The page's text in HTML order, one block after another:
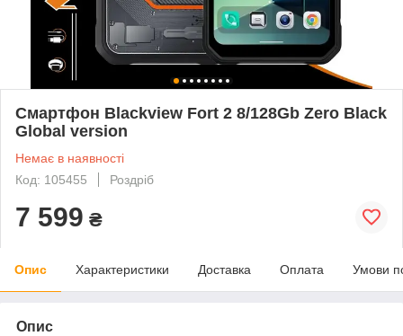
Смартфон Blackview Fort 2 8/128Gb Zero Black
Global version
Немає в наявності
Код: 105455
Роздріб
7 599 ₴
Опис Характеристики Доставка Оплата Умови
Опис